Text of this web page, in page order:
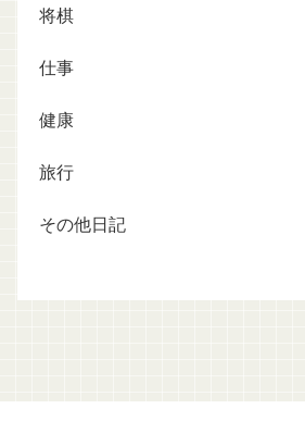
将棋
仕事
健康
旅行
その他日記